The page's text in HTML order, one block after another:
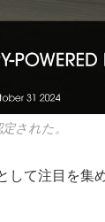
された。
して注目を集